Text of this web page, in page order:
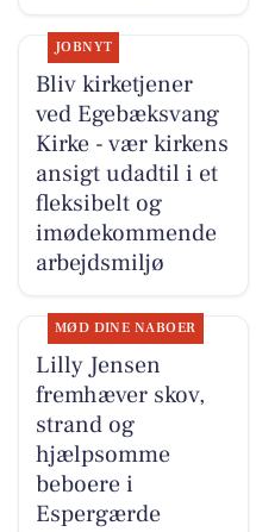
JOBNYT
Bliv kirketjener
ved Egebæksvang
Kirke - vær kirkens
ansigt udadtil i et
fleksibelt og
imødekommende
arbejdsmiljø
MØD DINE NABOER
Lilly Jensen
fremhæver skov,
strand og
hjælpsomme
beboere i
Espergærde